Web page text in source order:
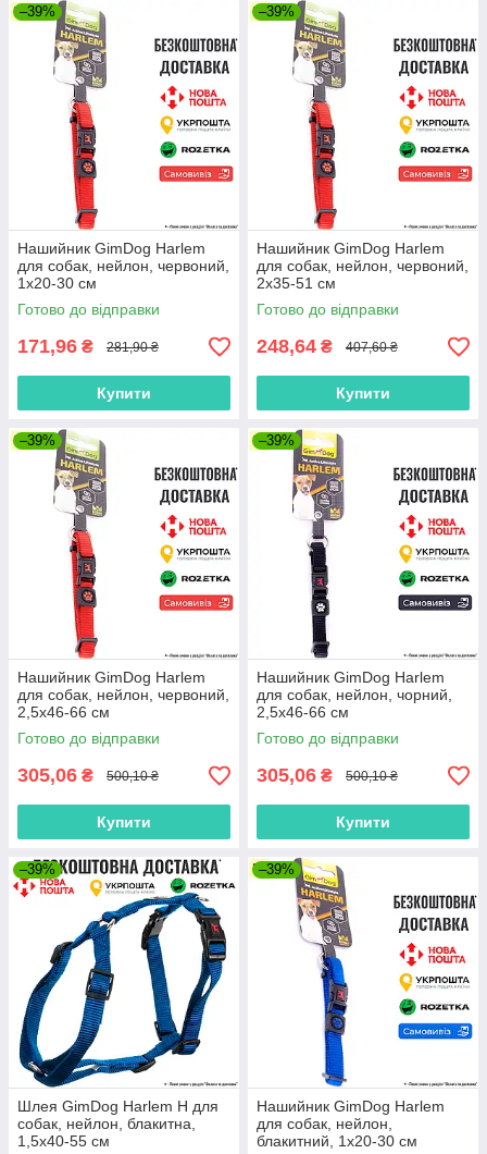
–39%
Нашийник GimDog Harlem
для собак, нейлон, червоний,
1х20-30 см
Готово до відправки
171,96 ₴ 281,90 ₴
Купити
–39%
Нашийник GimDog Harlem
для собак, нейлон, червоний,
2х35-51 см
Готово до відправки
248,64 ₴ 407,60 ₴
Купити
–39%
Нашийник GimDog Harlem
для собак, нейлон, червоний,
2,5х46-66 см
Готово до відправки
305,06 ₴ 500,10 ₴
Купити
–39%
Нашийник GimDog Harlem
для собак, нейлон, чорний,
2,5х46-66 см
Готово до відправки
305,06 ₴ 500,10 ₴
Купити
–39%
Шлея GimDog Harlem H для
собак, нейлон, блакитна,
1,5х40-55 см
–39%
Нашийник GimDog Harlem
для собак, нейлон,
блакитний, 1х20-30 см